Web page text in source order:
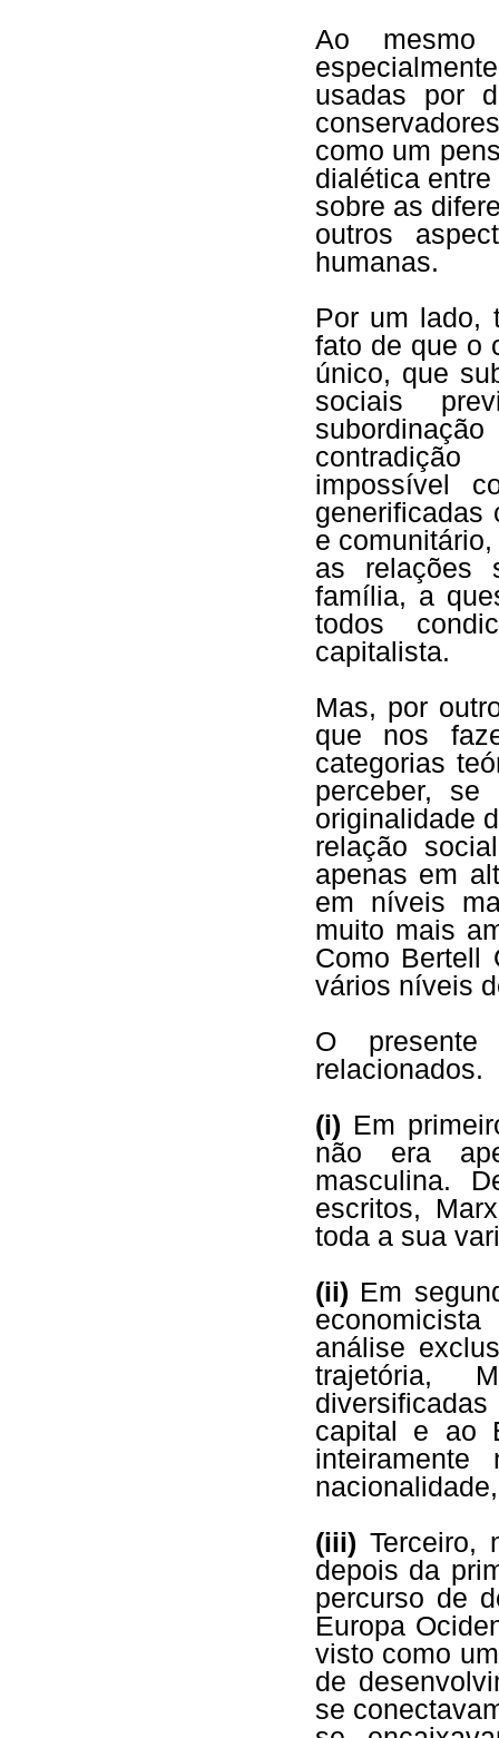
Ao mesmo
usadas por
conservadores
como um
dialética
sobre as
outros
humanas.
Por um lado,
fato de que o
único, que
sociais
impossível
generificadas
e
as relações
família, a
todos
capitalista.
Mas, por
que nos
categorias
perceber, se
originalidade
relação
apenas em
em níveis
muito mais
Como Bertell
vários níveis
O
relacionados.
(i) Em
não era
masculina.
escritos,
toda a sua
(ii) Em
análise
trajetória,
capital e ao
(iii) Terceiro,
depois da
percurso de
Europa
visto como
de
se